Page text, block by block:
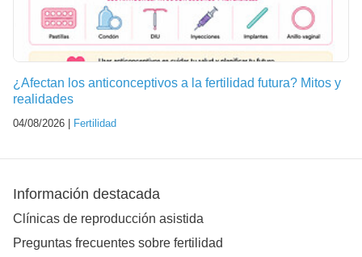
¿Afectan los anticonceptivos a la fertilidad futura? Mitos y
realidades
04/08/2026 | Fertilidad
Información destacada
Clínicas de reproducción asistida
Preguntas frecuentes sobre fertilidad